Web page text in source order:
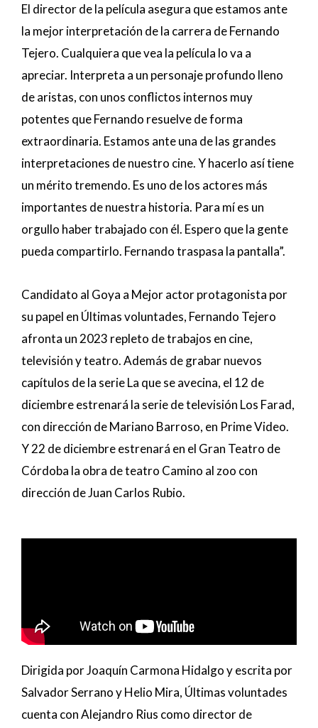
El director de la película asegura que estamos ante
la mejor interpretación de la carrera de Fernando
Tejero. Cualquiera que vea la película lo va a
apreciar. Interpreta a un personaje profundo lleno
de aristas, con unos conflictos internos muy
potentes que Fernando resuelve de forma
extraordinaria. Estamos ante una de las grandes
interpretaciones de nuestro cine. Y hacerlo así tiene
un mérito tremendo. Es uno de los actores más
importantes de nuestra historia. Para mí es un
orgullo haber trabajado con él. Espero que la gente
pueda compartirlo. Fernando traspasa la pantalla”.
Candidato al Goya a Mejor actor protagonista por
su papel en Últimas voluntades, Fernando Tejero
afronta un 2023 repleto de trabajos en cine,
televisión y teatro. Además de grabar nuevos
capítulos de la serie La que se avecina, el 12 de
diciembre estrenará la serie de televisión Los Farad,
con dirección de Mariano Barroso, en Prime Video.
Y 22 de diciembre estrenará en el Gran Teatro de
Córdoba la obra de teatro Camino al zoo con
dirección de Juan Carlos Rubio.
Dirigida por Joaquín Carmona Hidalgo y escrita por
Salvador Serrano y Helio Mira, Últimas voluntades
cuenta con Alejandro Rius como director de